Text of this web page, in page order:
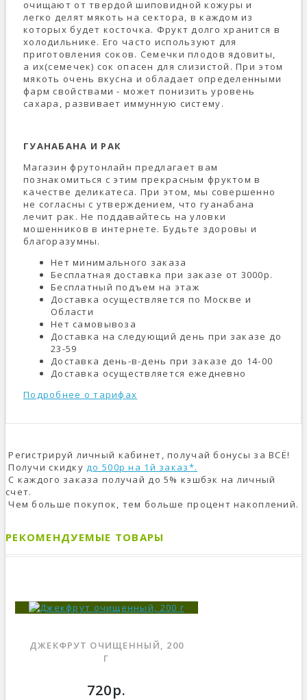
очищают от твердой шиповидной кожуры и
легко делят мякоть на сектора, в каждом из
которых будет косточка. Фрукт долго хранится в
холодильнике. Его часто используют для
приготовления соков. Семечки плодов ядовиты,
а их(семечек) сок опасен для слизистой. При этом
мякоть очень вкусна и обладает определенными
фарм свойствами - может понизить уровень
сахара, развивает иммунную систему.
ГУАНАБАНА И РАК
Магазин фрутонлайн предлагает вам
познакомиться с этим прекрасным фруктом в
качестве деликатеса. При этом, мы совершенно
не согласны с утверждением, что гуанабана
лечит рак. Не поддавайтесь на уловки
мошенников в интернете. Будьте здоровы и
благоразумны.
Нет минимального заказа
Бесплатная доставка при заказе от 3000р.
Бесплатный подъем на этаж
Доставка осуществляется по Москве и
Области
Нет самовывоза
Доставка на следующий день при заказе до
23-59
Доставка день-в-день при заказе до 14-00
Доставка осуществляется ежедневно
Подробнее о тарифах
Регистрируй личный кабинет, получай бонусы за ВСЁ!
Получи скидкудо 500р на 1й заказ*.
С каждого заказа получай до 5% кэшбэк на личный
счет.
Чем больше покупок, тем больше процент накоплений.
РЕКОМЕНДУЕМЫЕ ТОВАРЫ
ДЖЕКФРУТ ОЧИЩЕННЫЙ, 200
Г
720р.